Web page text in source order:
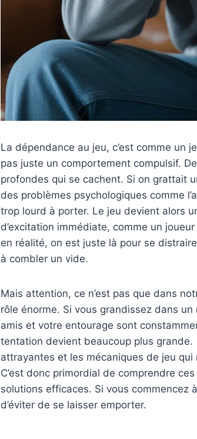
La dépendance au jeu, c’est comme un
pas juste un comportement compulsif.
profondes qui se cachent. Si on grattait
des problèmes psychologiques comme
trop lourd à porter. Le jeu devient alors
d’excitation immédiate, comme un
en réalité, on est juste là pour se
à combler un vide.
Mais attention, ce n’est pas que dans
rôle énorme. Si vous grandissez dans
amis et votre entourage sont
tentation devient beaucoup plus
attrayantes et les mécaniques de jeu
C’est donc primordial de comprendre
solutions efficaces. Si vous commencez
d’éviter de se laisser emporter.